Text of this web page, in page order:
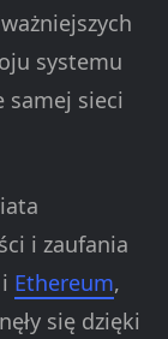
systemu
samej sieci
i zaufania
i Ethereum,
się dzięki